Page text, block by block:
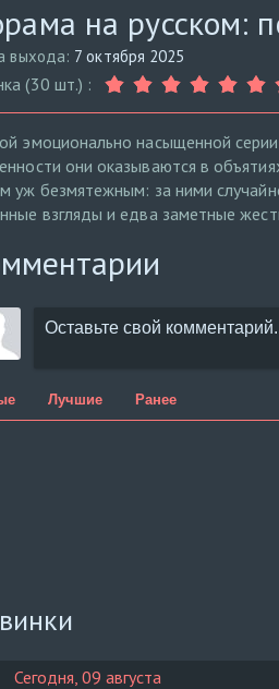
на русском:
выхода: 7 октября 2025
(30 шт.) :
эмоционально насыщенной
они оказываются в
уж безмятежным: за ними
взгляды и едва заметные
Лучшие Ранее
Сегодня, 09 августа